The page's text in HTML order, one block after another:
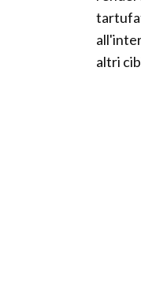
altri